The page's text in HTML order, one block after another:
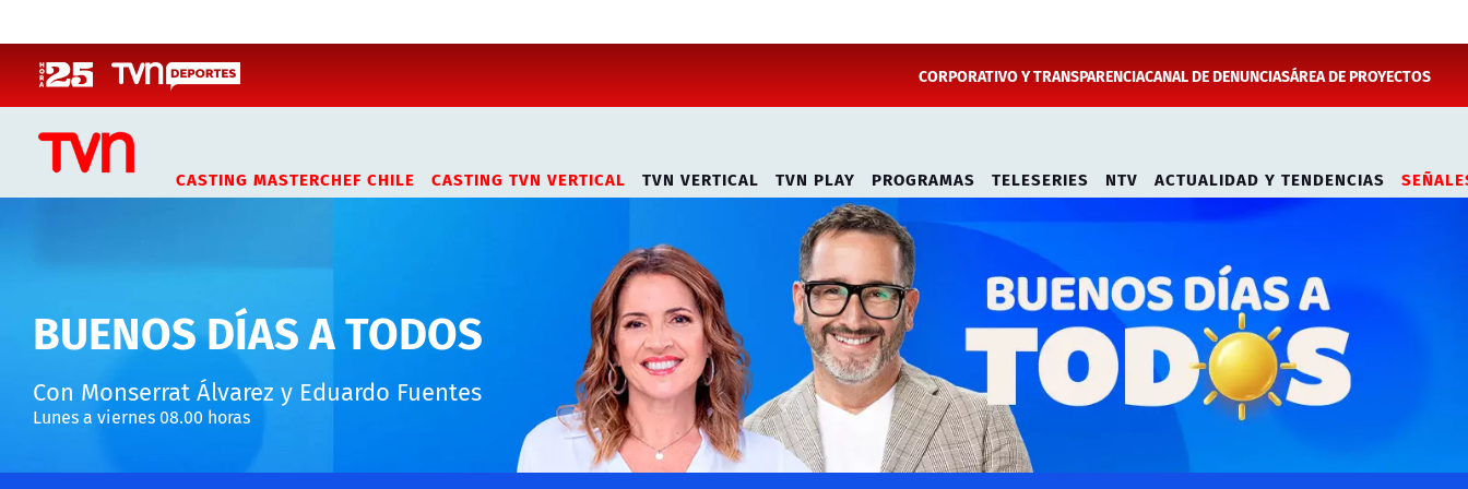
CORPORATIVO Y TRANSPARENCIACANAL DE DENUNCIASÁREA DE PROYECTOS
CASTING MASTERCHEF CHILE CASTING TVN VERTICAL TVN VERTICAL TVN PLAY PROGRAMAS TELESERIES NTV ACTUALIDAD Y TENDENCIAS
BUENOS DÍAS A TODOS
Con Monserrat Álvarez y Eduardo Fuentes
Lunes a viernes 08.00 horas